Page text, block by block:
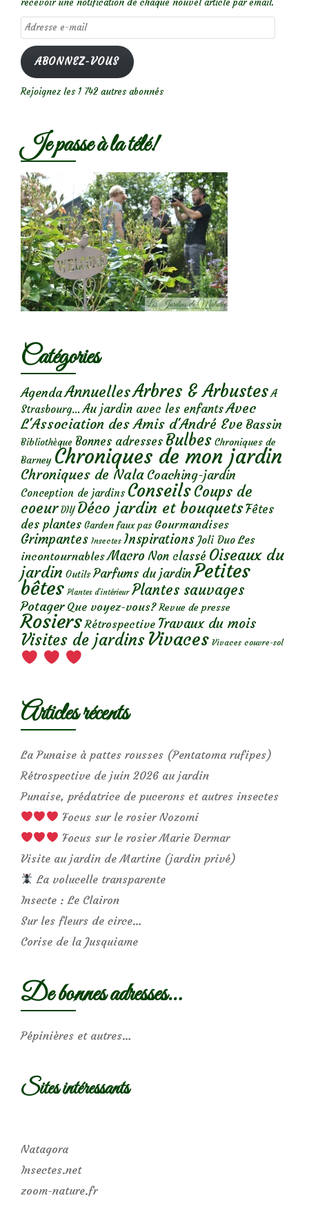
recevoir une notification de chaque nouvel article par email.
Adresse
e-
mail
ABONNEZ-VOUS
Rejoignez les 1 742 autres abonnés
Je passe à la télé!
Catégories
AgendaAnnuellesArbres & Arbustes A
Strasbourg... Au jardin avec les enfantsAvec
L'Association des Amis d'André Eve Bassin
Bibliothèque Bonnes adresses Bulbes Chroniques de
Barney Chroniques de mon jardin
Chroniques de Nala Coaching-jardin
Conception de jardins ConseilsCoups de
coeur DIY Déco jardin et bouquetsFêtes
des plantes Garden faux pas Gourmandises
Grimpantes Insectes Inspirations Joli Duo Les
incontournables Macro Non classé Oiseaux du
jardin Outils Parfums du jardinPetites
bêtes Plantes d’intérieur Plantes sauvages
Potager Que voyez-vous? Revue de presse
Rosiers Rétrospective Travaux du mois
Visites de jardins Vivaces Vivaces couvre-sol
Articles récents
La Punaise à pattes rousses (Pentatoma rufipes)
Rétrospective de juin 2026 au jardin
Punaise, prédatrice de pucerons et autres insectes
Focus sur le rosier Nozomi
Focus sur le rosier Marie Dermar
Visite au jardin de Martine (jardin privé)
La volucelle transparente
Insecte : Le Clairon
Sur les fleurs de circe…
Corise de la Jusquiame
De bonnes adresses…
Pépinières et autres…
Sites intéressants
Natagora
Insectes.net
zoom-nature.fr